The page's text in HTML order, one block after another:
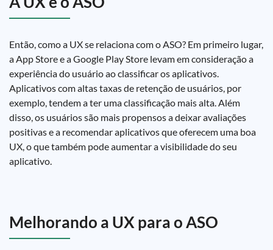
Então, como a UX se relaciona com o ASO? Em primeiro lugar,
a App Store e a Google Play Store levam em consideração a
experiência do usuário ao classificar os aplicativos.
Aplicativos com altas taxas de retenção de usuários, por
exemplo, tendem a ter uma classificação mais alta. Além
disso, os usuários são mais propensos a deixar avaliações
positivas e a recomendar aplicativos que oferecem uma boa
UX, o que também pode aumentar a visibilidade do seu
aplicativo.
Melhorando a UX para o ASO